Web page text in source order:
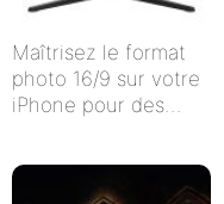
Maîtrisez le format
photo 16/9 sur votre
iPhone pour des